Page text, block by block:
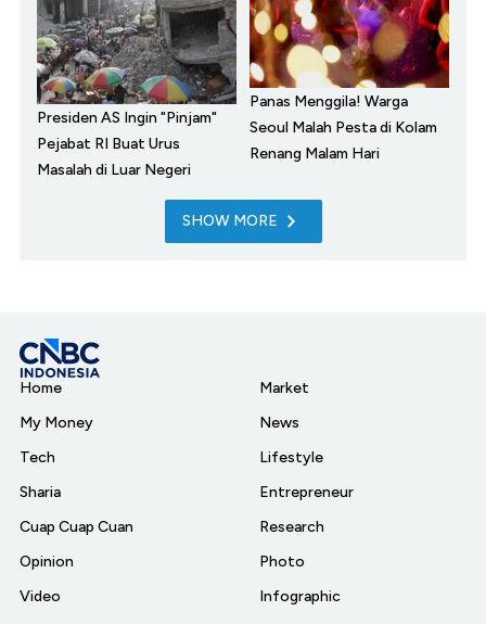
Presiden AS Ingin "Pinjam"
Pejabat RI Buat Urus
Masalah di Luar Negeri
Panas Menggila! Warga
Seoul Malah Pesta di Kolam
Renang Malam Hari
SHOW MORE
Home
My Money
Tech
Sharia
Cuap Cuap Cuan
Opinion
Video
Market
News
Lifestyle
Entrepreneur
Research
Photo
Infographic